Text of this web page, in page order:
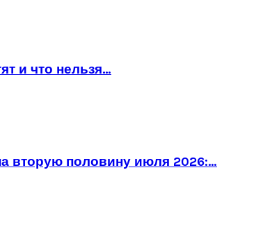
и что нельзя…
вторую половину июля 2026:…